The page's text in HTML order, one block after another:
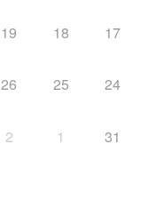
17
18
19
24
25
26
31
1
2